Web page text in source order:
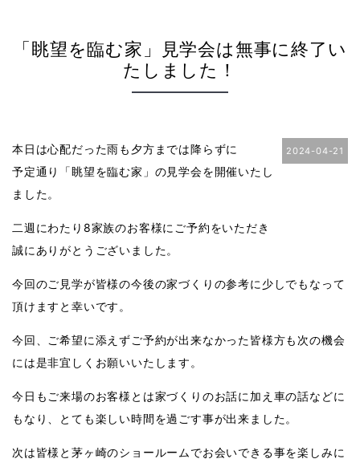
「眺望を臨む家」見学会は無事に終了い
たしました！
2024-04-21
本日は心配だった雨も夕方までは降らずに
予定通り「眺望を臨む家」の見学会を開催いたし
ました。
二週にわたり8家族のお客様にご予約をいただき
誠にありがとうございました。
今回のご見学が皆様の今後の家づくりの参考に少しでもなって
頂けますと幸いです。
今回、ご希望に添えずご予約が出来なかった皆様方も次の機会
には是非宜しくお願いいたします。
今日もご来場のお客様とは家づくりのお話に加え車の話などに
もなり、とても楽しい時間を過ごす事が出来ました。
次は皆様と茅ヶ崎のショールームでお会いできる事を楽しみに